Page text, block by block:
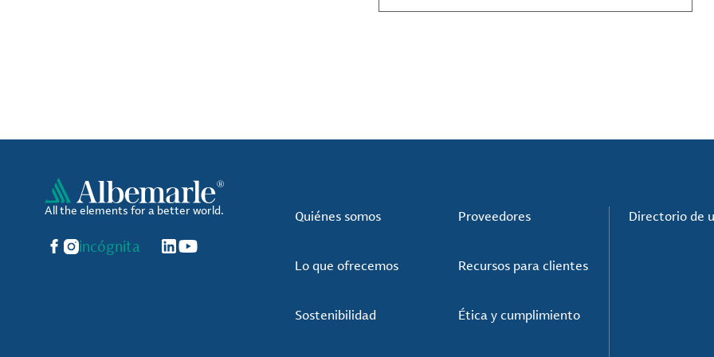
compuestos de materiales y mucho más.
All the elements for a better world.
Facebook
Instagram
incógnita LinkedIn
YouTube
Quiénes somos
Lo que ofrecemos
Sostenibilidad
Proveedores
Recursos para clientes
Ética y cumplimiento
Directorio de